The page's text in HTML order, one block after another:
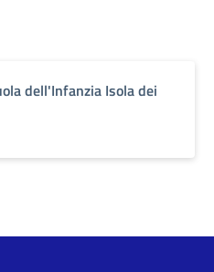
dell'Infanzia Isola dei